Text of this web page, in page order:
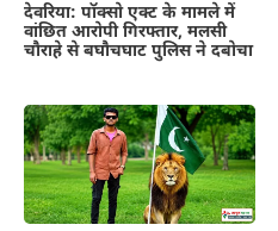
देवरिया: पॉक्सो एक्ट के मामले में
वांछित आरोपी गिरफ्तार, मलसी
चौराहे से बघौचघाट पुलिस ने दबोचा